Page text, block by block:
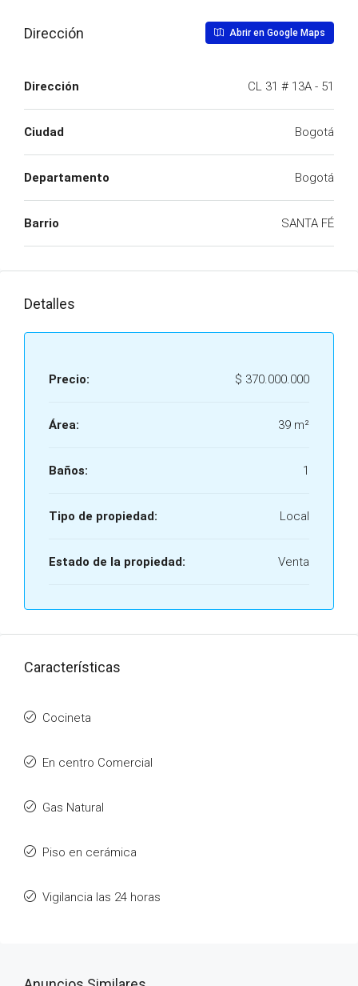
Dirección Abrir en Google Maps
Dirección CL 31 # 13A - 51
Ciudad Bogotá
Departamento Bogotá
Barrio SANTA FÉ
Detalles
Precio: $ 370.000.000
Área: 39 m²
Baños: 1
Tipo de propiedad: Local
Estado de la propiedad: Venta
Características
Cocineta
En centro Comercial
Gas Natural
Piso en cerámica
Vigilancia las 24 horas